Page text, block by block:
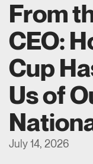
From
CEO:
Cup
Us of
July 14, 2026